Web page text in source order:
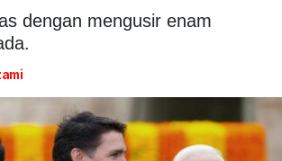
dengan mengusir enam